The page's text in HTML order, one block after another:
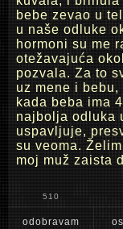
bebe zevao u
u naše odluke
hormoni su me
otežavajuća
pozvala. Za to
uz mene i
kada beba ima
najbolja odluka
uspavljuje,
su veoma.
moj muž zaista
510
odobravam